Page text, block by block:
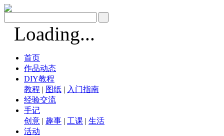
Loading...
首页
作品动态
DIY教程
教程 | 图纸 | 入门指南
经验交流
手记
创意 | 趣事 | 工课 | 生活
活动